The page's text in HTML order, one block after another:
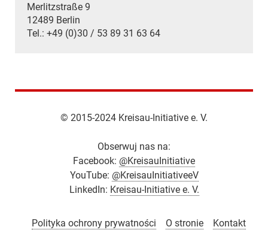
Merlitzstraße 9
12489 Berlin
Tel.: +49 (0)30 / 53 89 31 63 64
© 2015-2024 Kreisau-Initiative e. V.
Obserwuj nas na:
Facebook: @KreisauInitiative
YouTube: @KreisauInitiativeeV
LinkedIn: Kreisau-Initiative e. V.
Polityka ochrony prywatności O stronie Kontakt